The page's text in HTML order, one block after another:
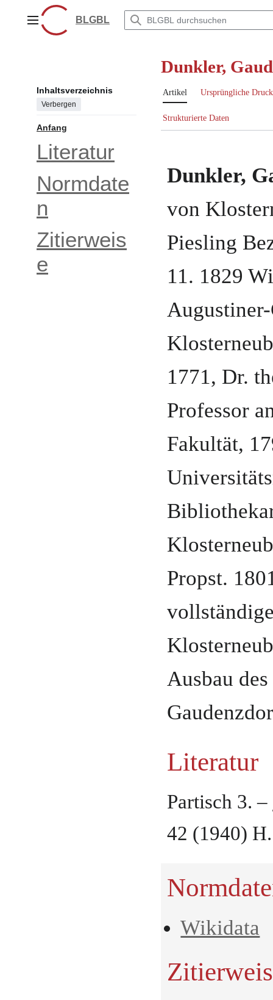
springenHauptmenüBLGBL
Inhaltsverzeichnis
Verbergen
Anfang
Literatur
Normdate
n
Zitierweis
e
Dunkler,
Artikel Ursprüngliche
Strukturierte Daten
Dunkler,
von
Piesling
11. 1829
1771, Dr.
Professor
Fakultät,
Propst.
Ausbau
Literatur
Partisch 3. –
42 (1940)
Wikidata